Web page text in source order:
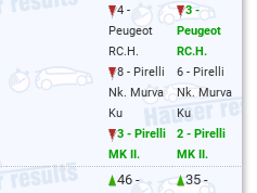
4 -
Peugeot
RC.H.
8 - Pirelli
Nk. Murva
Ku
3 - Pirelli
MK II.
3 -
Peugeot
RC.H.
6 - Pirelli
Nk. Murva
Ku
2 - Pirelli
MK II.
46 - 35 -